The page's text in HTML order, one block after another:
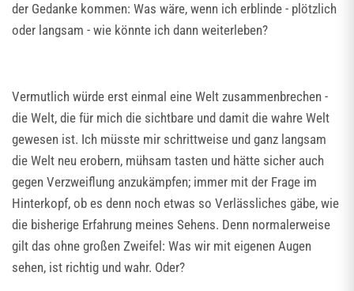
der Gedanke kommen: Was wäre, wenn ich erblinde - plötzlich
oder langsam - wie könnte ich dann weiterleben?
Vermutlich würde erst einmal eine Welt zusammenbrechen -
die Welt, die für mich die sichtbare und damit die wahre Welt
gewesen ist. Ich müsste mir schrittweise und ganz langsam
die Welt neu erobern, mühsam tasten und hätte sicher auch
gegen Verzweiflung anzukämpfen; immer mit der Frage im
Hinterkopf, ob es denn noch etwas so Verlässliches gäbe, wie
die bisherige Erfahrung meines Sehens. Denn normalerweise
gilt das ohne großen Zweifel: Was wir mit eigenen Augen
sehen, ist richtig und wahr. Oder?